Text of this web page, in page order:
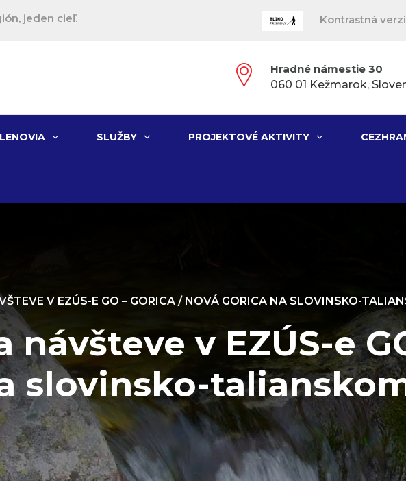
jeden cieľ. Kontrastná
Hradné námestie 30
060 01 Kežmarok,
SLUŽBY PROJEKTOVÉ AKTIVITY
V EZÚS-E GO – GORICA / NOVÁ GORICA NA SLOVINSKO-
návšteve v EZÚS-e
slovinsko-